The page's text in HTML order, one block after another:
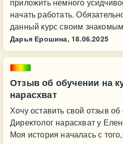
начать работать.
данный курс своим
Дарья Ерошина, 18.06.2025
Отзыв об обучении на
нарасхват
Хочу оставить свой отзыв
Директолог нарасхват у
Моя история началась с